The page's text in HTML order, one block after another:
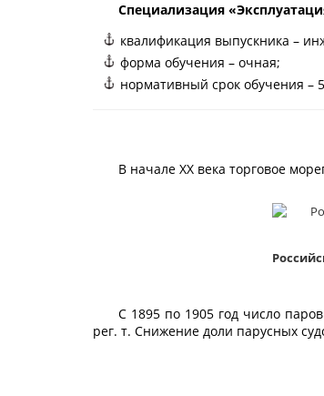
Специализация
квалификация выпускника –
форма обучения – очная;
нормативный срок обучения –
В начале XX века торговое
С 1895 по 1905 год число
рег. т. Снижение доли парусных